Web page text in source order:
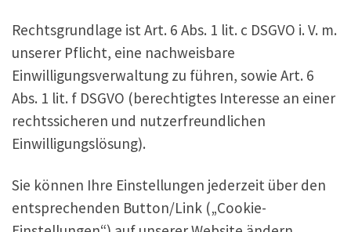
Rechtsgrundlage ist Art. 6 Abs. 1 lit. c DSGVO i. V. m.
unserer Pflicht, eine nachweisbare
Einwilligungsverwaltung zu führen, sowie Art. 6
Abs. 1 lit. f DSGVO (berechtigtes Interesse an einer
rechtssicheren und nutzerfreundlichen
Einwilligungslösung).
Sie können Ihre Einstellungen jederzeit über den
entsprechenden Button/Link („Cookie-